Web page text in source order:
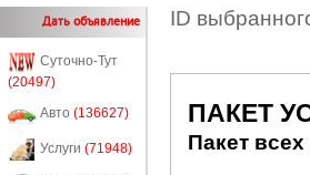
Дать объявление
Суточно-Тут
(20497)
Авто (136627)
Услуги (71948)
ID
ПАКЕТ
Пакет